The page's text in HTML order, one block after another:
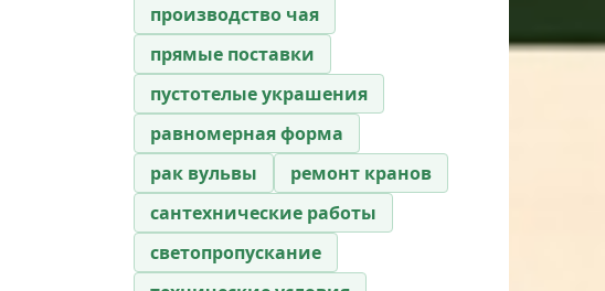
производство чая
прямые поставки
пустотелые украшения
равномерная форма
рак вульвы
ремонт кранов
сантехнические работы
светопропускание